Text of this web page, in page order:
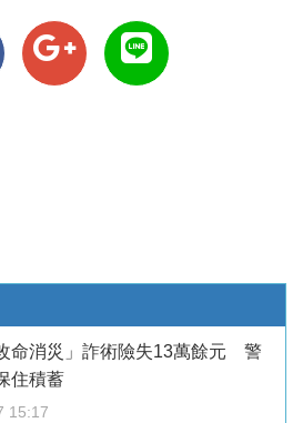
命消災」詐術險失13萬餘元 警
住積蓄
15:17